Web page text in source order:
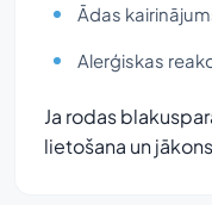
Ādas
Alerģiskas
Ja rodas
lietošana un